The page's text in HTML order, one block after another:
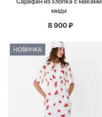
миди
8 900₽
НОВИНКА